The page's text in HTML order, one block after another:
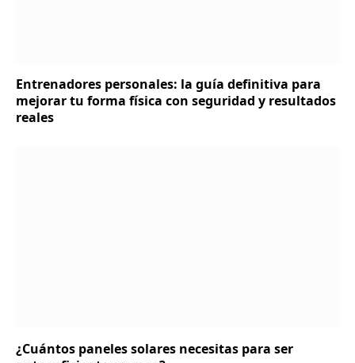
Entrenadores personales: la guía definitiva para
mejorar tu forma física con seguridad y resultados
reales
¿Cuántos paneles solares necesitas para ser